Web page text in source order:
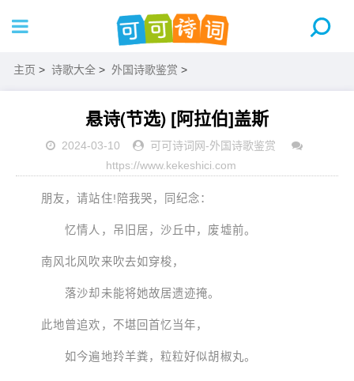
主页 > 诗歌大全 > 外国诗歌鉴赏 >
悬诗(节选) [阿拉伯]盖斯
2024-03-10 可可诗词网-外国诗歌鉴赏
https://www.kekeshici.com
朋友，请站住!陪我哭，同纪念：
忆情人，吊旧居，沙丘中，废墟前。
南风北风吹来吹去如穿梭，
落沙却未能将她故居遗迹掩。
此地曾追欢，不堪回首忆当年，
如今遍地羚羊粪，粒粒好似胡椒丸。